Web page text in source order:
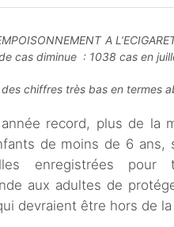
A
cas diminue : 1038 cas en
des chiffres très bas en termes
record, plus de la
de moins de 6 ans,
enregistrées pour
aux adultes de
devraient être hors de